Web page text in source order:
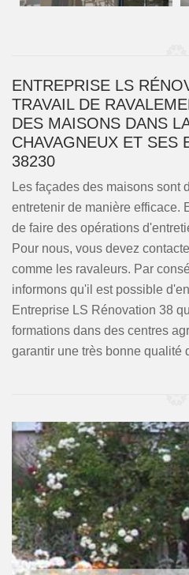
ENTREPRISE LS
TRAVAIL DE
DES MAISONS DANS
CHAVAGNEUX ET SES
38230
Les façades des maisons sont
entretenir de manière efficace.
de faire des opérations
Pour nous, vous devez
comme les ravaleurs. Par
informons qu'il est possible
Entreprise LS Rénovation 38
formations dans des centres
garantir une très bonne qualité